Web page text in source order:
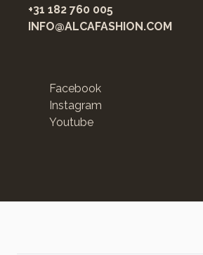
+31 182 760 005
INFO@ALCAFASHION.COM
Facebook
Instagram
Youtube